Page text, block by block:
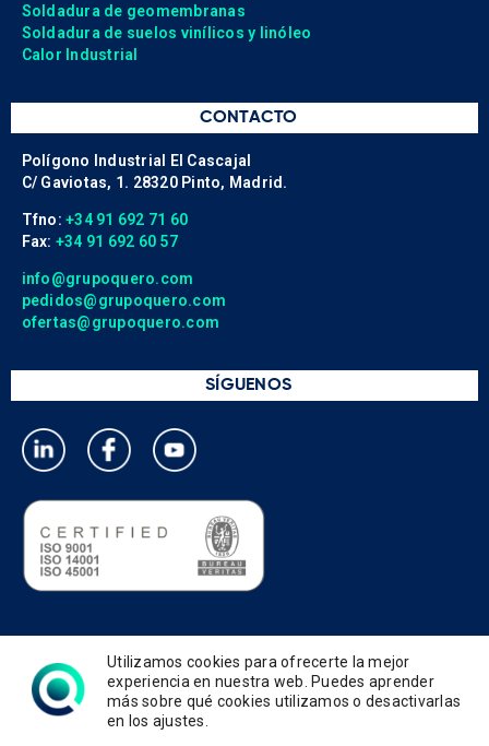
Soldadura de geomembranas
Soldadura de suelos vinílicos y linóleo
Calor Industrial
CONTACTO
Polígono Industrial El Cascajal
C/ Gaviotas, 1. 28320 Pinto, Madrid.
Tfno: +34 91 692 71 60
Fax: +34 91 692 60 57
info@grupoquero.com
pedidos@grupoquero.com
ofertas@grupoquero.com
SÍGUENOS
Política de privacidad
Política de cookies
Política de gestión integrada
Términos de uso y condiciones
Utilizamos cookies para ofrecerte la mejor
experiencia en nuestra web. Puedes aprender
más sobre qué cookies utilizamos o desactivarlas
en los ajustes.